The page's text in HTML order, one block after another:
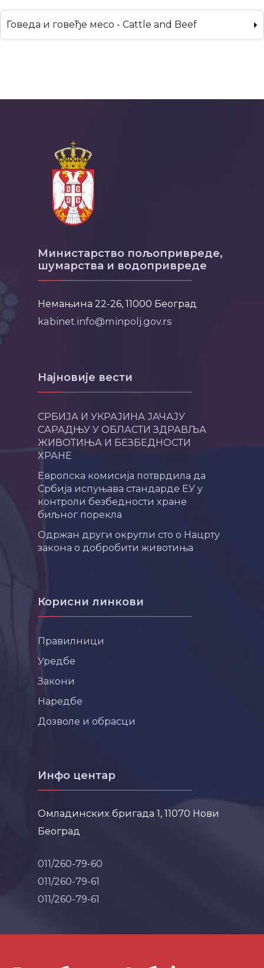
Говеда и говеђе месо - Cattle and Beef
Министарство пољопривреде,
шумарства и водопривреде
Немањина 22-26, 11000 Београд
kabinet.info@minpolj.gov.rs
Најновије вести
СРБИЈА И УКРАЈИНА ЈАЧАЈУ
САРАДЊУ У ОБЛАСТИ ЗДРАВЉА
ЖИВОТИЊА И БЕЗБЕДНОСТИ
ХРАНЕ
Европска комисија потврдила да
Србија испуњава стандарде ЕУ у
контроли безбедности хране
биљног порекла
Одржан други округли сто о Нацрту
закона о добробити животиња
Корисни линкови
Правилници
Уредбе
Закони
Наредбе
Дозволе и обрасци
Инфо центар
Омладинских бригада 1, 11070 Нови
Београд
011/260-79-60
011/260-79-61
011/260-79-61